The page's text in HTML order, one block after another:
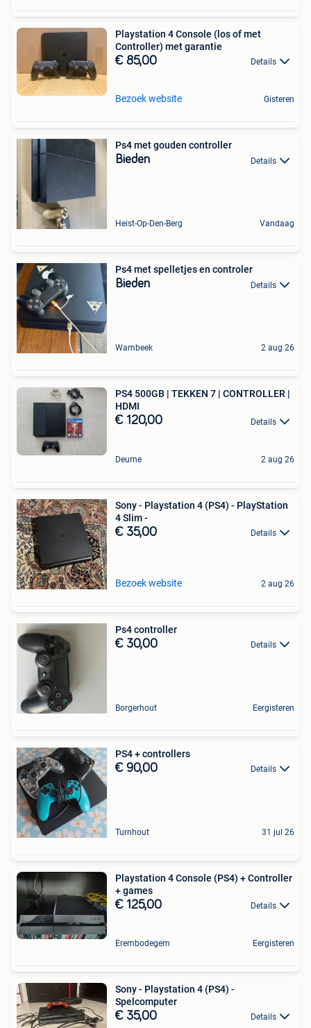
Playstation 4 Console (los of met
Controller) met garantie
€ 85,00 Details
Bezoek website Gisteren
Ps4 met gouden controller
Bieden Details
Heist-Op-Den-Berg Vandaag
Ps4 met spelletjes en controler
Bieden Details
Wambeek 2 aug 26
PS4 500GB | TEKKEN 7 | CONTROLLER |
HDMI
€ 120,00 Details
Deurne 2 aug 26
Sony - Playstation 4 (PS4) - PlayStation
4 Slim -
€ 35,00 Details
Bezoek website 2 aug 26
Ps4 controller
€ 30,00 Details
Borgerhout Eergisteren
PS4 + controllers
€ 90,00 Details
Turnhout 31 jul 26
Playstation 4 Console (PS4) + Controller
+ games
€ 125,00 Details
Erembodegem Eergisteren
Sony - Playstation 4 (PS4) -
Spelcomputer
€ 35,00 Details